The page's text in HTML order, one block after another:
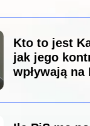
Kto to jest
jak jego
wpływają na